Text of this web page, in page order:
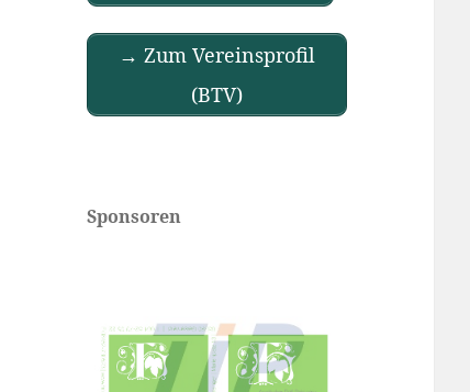
→ Zum Vereinsprofil
(BTV)
Sponsoren